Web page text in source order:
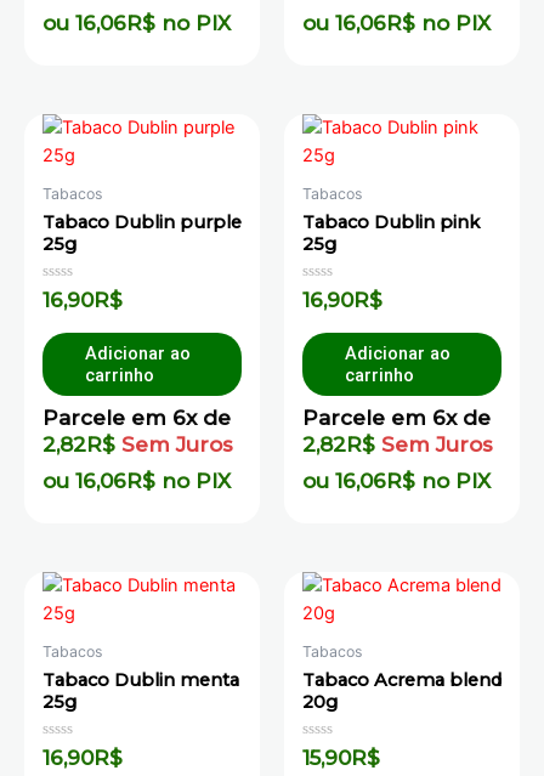
ou 16,06R$ no PIX
ou 16,06R$ no PIX
Tabacos
Tabaco Dublin purple
25g
Avaliação
0
5
16,90R$
Adicionar ao
carrinho
Parcele em 6x de
2,82R$ Sem Juros
ou 16,06R$ no PIX
Tabacos
Tabaco Dublin pink
25g
Avaliação
0
5
16,90R$
Adicionar ao
carrinho
Parcele em 6x de
2,82R$ Sem Juros
ou 16,06R$ no PIX
Tabacos
Tabaco Dublin menta
25g
Avaliação
0
16,90R$
Tabacos
Tabaco Acrema blend
20g
Avaliação
0
15,90R$